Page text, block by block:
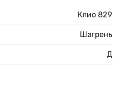
Клио 829
Шагрень
Д